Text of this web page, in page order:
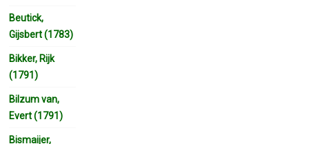
Beutick,
Gijsbert (1783)
Bikker, Rijk
(1791)
Bilzum van,
Evert (1791)
Bismaijer,